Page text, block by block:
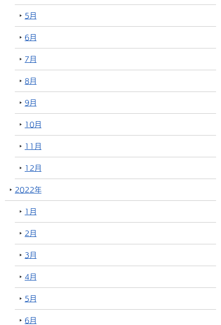
5月
6月
7月
8月
9月
10月
11月
12月
2022年
1月
2月
3月
4月
5月
6月